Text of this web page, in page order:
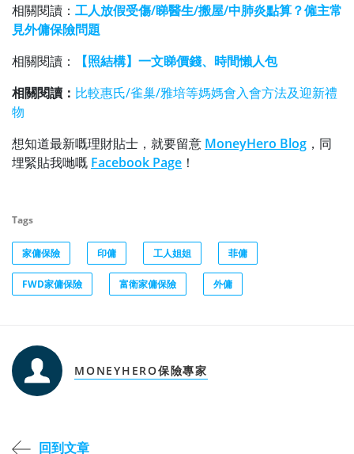
相關閱讀： 工人放假受傷/睇醫生/搬屋/中肺炎點算？僱主常
見外傭保險問題
相關閱讀：
【照結構】一文睇價錢、時間懶人包
相關閱讀： 比較惠氏/雀巢/雅培等媽媽會入會方法及迎新禮
物
想知道最新嘅理財貼士，就要留意 MoneyHero Blog ，同
埋緊貼我哋嘅 Facebook Page ！
Tags
家傭保險 印傭 工人姐姐 菲傭
FWD家傭保險 富衛家傭保險 外傭
MONEYHERO保險專家
回到文章